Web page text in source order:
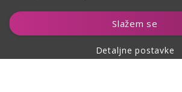
Slažem se
Detaljne postavke
Dodaj u košaricu